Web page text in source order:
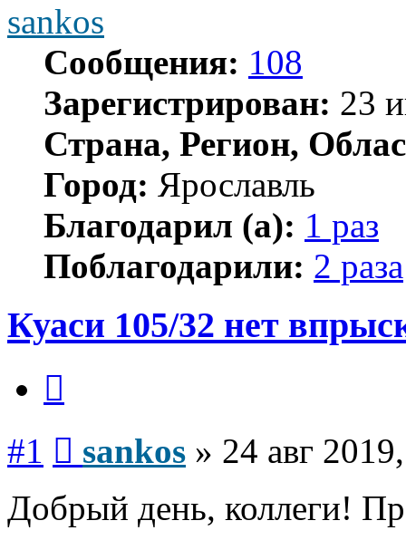
sankos
Сообщения: 108
Зарегистрирован: 23
Страна, Регион,
Город: Ярославль
Благодарил (а): 1 раз
Поблагодарили: 2 раза
Куаси 105/32 нет
#1 sankos » 24 авг
Добрый день, коллеги!